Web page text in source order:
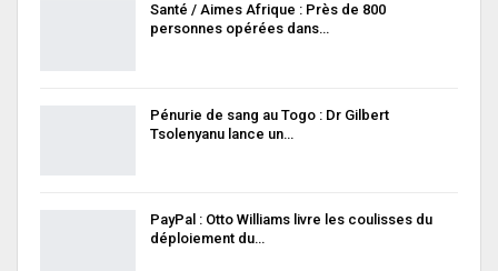
Santé / Aimes Afrique : Près de 800
personnes opérées dans…
Pénurie de sang au Togo : Dr Gilbert
Tsolenyanu lance un…
PayPal : Otto Williams livre les coulisses du
déploiement du…